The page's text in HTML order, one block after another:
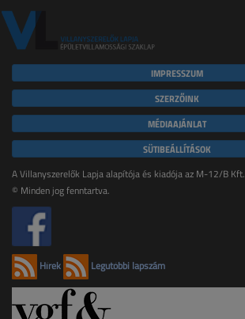
IMPRESSZUM
SZERZŐINK
MÉDIAAJÁNLAT
SÜTIBEÁLLÍTÁSOK
A Villanyszerelők Lapja alapítója és kiadója az M-12/B Kft.
© Minden jog fenntartva.
Hírek Legutóbbi lapszám